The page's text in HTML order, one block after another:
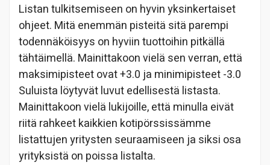
Listan tulkitsemiseen on hyvin yksinkertaiset
ohjeet. Mitä enemmän pisteitä sitä parempi
todennäköisyys on hyviin tuottoihin pitkällä
tähtäimellä. Mainittakoon vielä sen verran, että
maksimipisteet ovat +3.0 ja minimipisteet -3.0
Suluista löytyvät luvut edellisestä listasta.
Mainittakoon vielä lukijoille, että minulla eivät
riitä rahkeet kaikkien kotipörssissämme
listattujen yritysten seuraamiseen ja siksi osa
yrityksistä on poissa listalta.